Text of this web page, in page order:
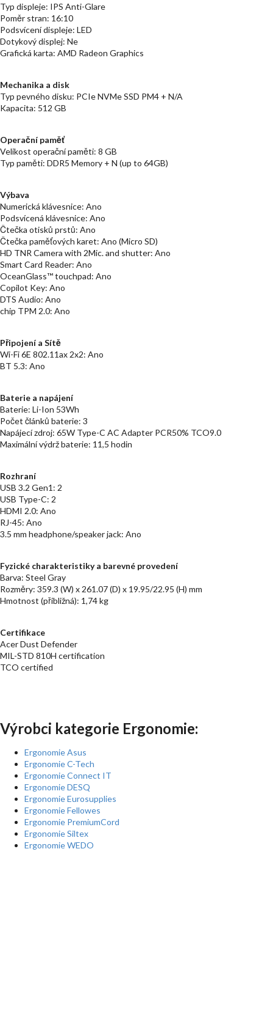
Typ displeje: IPS Anti-Glare
Poměr stran: 16:10
Podsvícení displeje: LED
Dotykový displej: Ne
Grafická karta: AMD Radeon Graphics
Mechanika a disk
Typ pevného disku: PCIe NVMe SSD PM4 + N/A
Kapacita: 512 GB
Operační paměť
Velikost operační paměti: 8 GB
Typ paměti: DDR5 Memory + N (up to 64GB)
Výbava
Numerická klávesnice: Ano
Podsvícená klávesnice: Ano
Čtečka otisků prstů: Ano
Čtečka paměťových karet: Ano (Micro SD)
HD TNR Camera with 2Mic. and shutter: Ano
Smart Card Reader: Ano
OceanGlass™ touchpad: Ano
Copilot Key: Ano
DTS Audio: Ano
chip TPM 2.0: Ano
Připojení a Sítě
Wi-Fi 6E 802.11ax 2x2: Ano
BT 5.3: Ano
Baterie a napájení
Baterie: Li-Ion 53Wh
Počet článků baterie: 3
Napájecí zdroj: 65W Type-C AC Adapter PCR50% TCO9.0
Maximální výdrž baterie: 11,5 hodin
Rozhraní
USB 3.2 Gen1: 2
USB Type-C: 2
HDMI 2.0: Ano
RJ-45: Ano
3.5 mm headphone/speaker jack: Ano
Fyzické charakteristiky a barevné provedení
Barva: Steel Gray
Rozměry: 359.3 (W) x 261.07 (D) x 19.95/22.95 (H) mm
Hmotnost (přibližná): 1,74 kg
Certifikace
Acer Dust Defender
MIL-STD 810H certification
TCO certified
Výrobci kategorie Ergonomie:
Ergonomie Asus
Ergonomie C-Tech
Ergonomie Connect IT
Ergonomie DESQ
Ergonomie Eurosupplies
Ergonomie Fellowes
Ergonomie PremiumCord
Ergonomie Siltex
Ergonomie WEDO